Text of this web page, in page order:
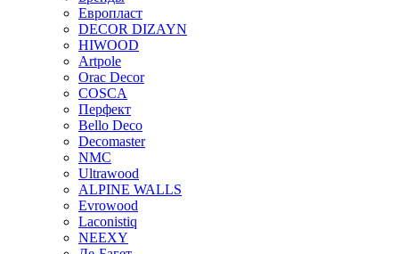
Европласт
DECOR DIZAYN
HIWOOD
Artpole
Orac Decor
COSCA
Перфект
Bello Deco
Decomaster
NMС
Ultrawood
ALPINE WALLS
Evrowood
Laconistiq
NEEXY